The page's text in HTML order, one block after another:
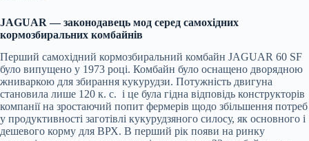
JAGUAR — законодавець мод серед самохідних
кормозбиральних комбайнів
Перший самохідний кормозбиральний комбайн JAGUAR 60 SF
було випущено у 1973 році. Комбайн було оснащено дворядною
жниваркою для збирання кукурудзи. Потужність двигуна
становила лише 120 к. с. і це була гідна відповідь конструкторів
компанії на зростаючий попит фермерів щодо збільшення потреб
у продуктивності заготівлі кукурудзяного силосу, як основного і
дешевого корму для ВРХ. В перший рік появи на ринку